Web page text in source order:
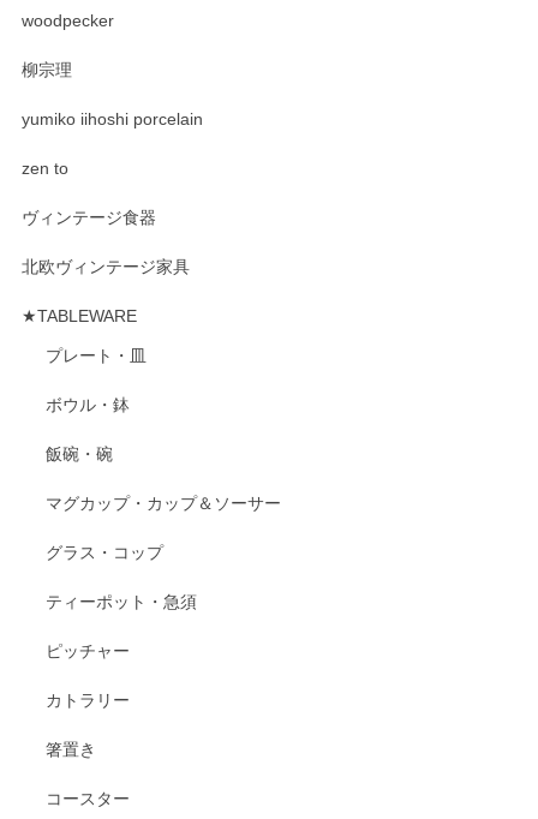
woodpecker
柳宗理
yumiko iihoshi porcelain
zen to
ヴィンテージ食器
北欧ヴィンテージ家具
★TABLEWARE
プレート・皿
ボウル・鉢
飯碗・碗
マグカップ・カップ＆ソーサー
グラス・コップ
ティーポット・急須
ピッチャー
カトラリー
箸置き
コースター